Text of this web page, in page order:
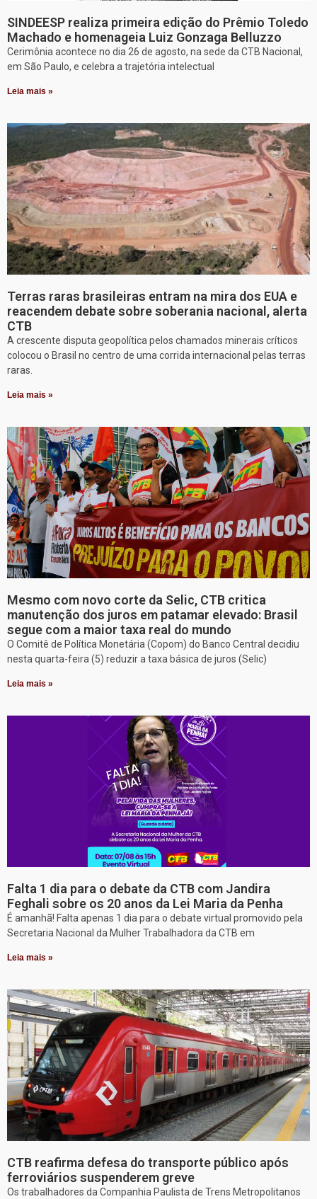
SINDEESP realiza primeira edição do Prêmio Toledo
Machado e homenageia Luiz Gonzaga Belluzzo
Cerimônia acontece no dia 26 de agosto, na sede da CTB Nacional,
em São Paulo, e celebra a trajetória intelectual
Leia mais »
Terras raras brasileiras entram na mira dos EUA e
reacendem debate sobre soberania nacional, alerta
CTB
A crescente disputa geopolítica pelos chamados minerais críticos
colocou o Brasil no centro de uma corrida internacional pelas terras
raras.
Leia mais »
Mesmo com novo corte da Selic, CTB critica
manutenção dos juros em patamar elevado: Brasil
segue com a maior taxa real do mundo
O Comitê de Política Monetária (Copom) do Banco Central decidiu
nesta quarta-feira (5) reduzir a taxa básica de juros (Selic)
Leia mais »
Falta 1 dia para o debate da CTB com Jandira
Feghali sobre os 20 anos da Lei Maria da Penha
É amanhã! Falta apenas 1 dia para o debate virtual promovido pela
Secretaria Nacional da Mulher Trabalhadora da CTB em
Leia mais »
CTB reafirma defesa do transporte público após
ferroviários suspenderem greve
Os trabalhadores da Companhia Paulista de Trens Metropolitanos